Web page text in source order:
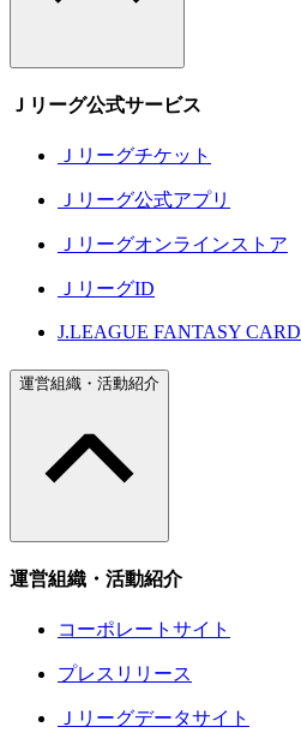
Ｊリーグ公式サービス
Ｊリーグチケット
Ｊリーグ公式アプリ
Ｊリーグオンラインストア
ＪリーグID
J.LEAGUE FANTASY CARD
運営組織・活動紹介
運営組織・活動紹介
コーポレートサイト
プレスリリース
Ｊリーグデータサイト